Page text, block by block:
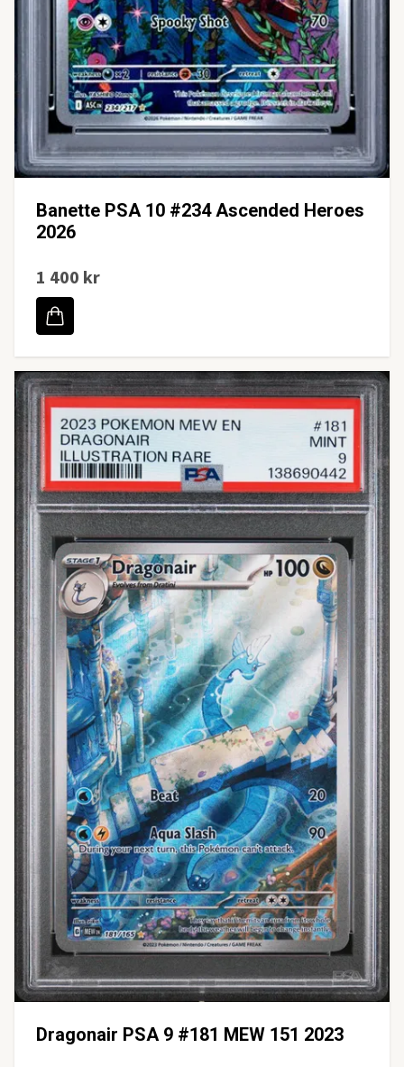
Banette PSA 10 #234 Ascended Heroes
2026
1 400 kr
Dragonair PSA 9 #181 MEW 151 2023